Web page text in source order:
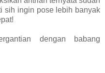
sih ingin pose lebih banyak
dengan babang